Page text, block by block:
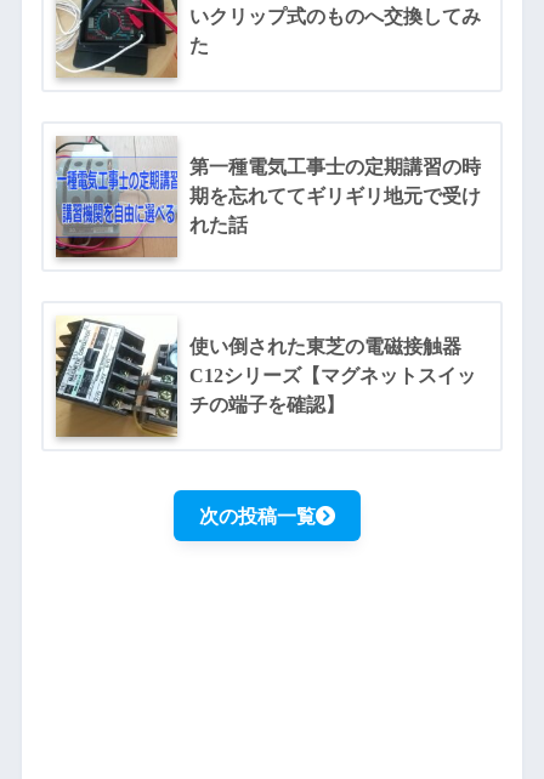
いクリップ式のものへ交換してみ
た
第一種電気工事士の定期講習の時
期を忘れててギリギリ地元で受け
れた話
使い倒された東芝の電磁接触器
C12シリーズ【マグネットスイッ
チの端子を確認】
次の投稿一覧